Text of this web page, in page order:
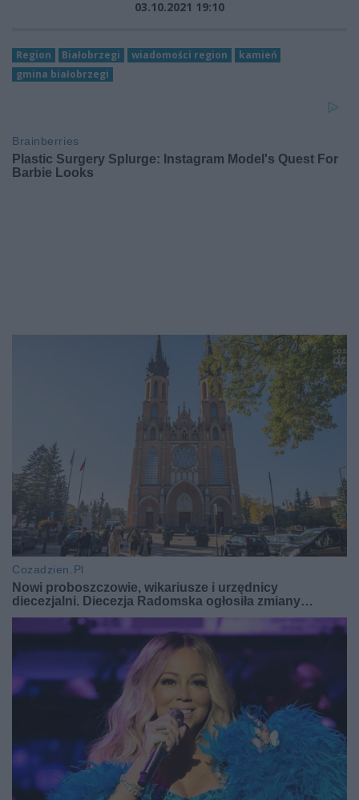
03.10.2021 19:10
Region Białobrzegi wiadomości region
kamień
gmina białobrzegi